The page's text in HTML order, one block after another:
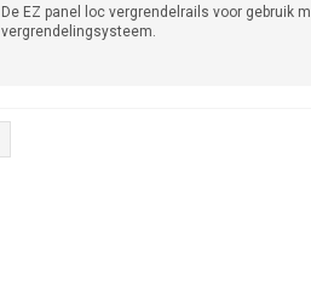
De EZ panel loc vergrendelrails voor gebruik
vergrendelingsysteem.